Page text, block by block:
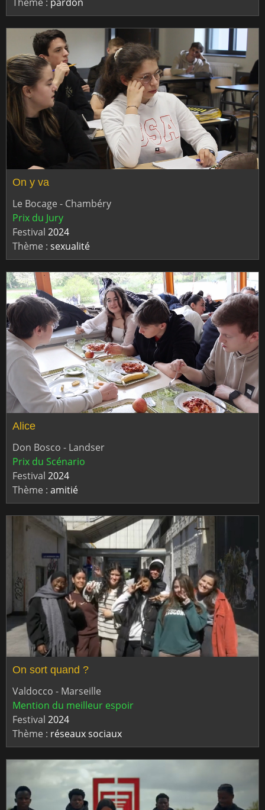
Thème : pardon
On y va
Le Bocage - Chambéry
Prix du Jury
Festival 2024
Thème : sexualité
Alice
Don Bosco - Landser
Prix du Scénario
Festival 2024
Thème : amitié
On sort quand ?
Valdocco - Marseille
Mention du meilleur espoir
Festival 2024
Thème : réseaux sociaux